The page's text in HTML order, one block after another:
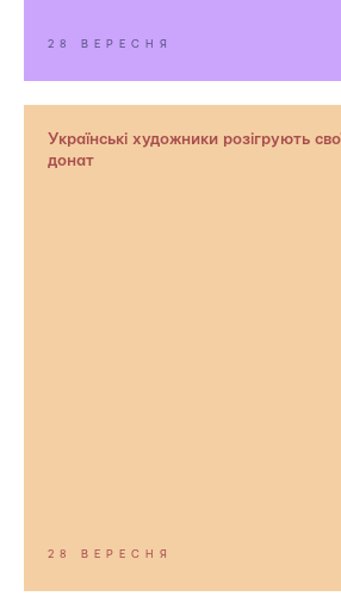
28 ВЕРЕСНЯ
Українські художники розігрують
донат
28 ВЕРЕСНЯ